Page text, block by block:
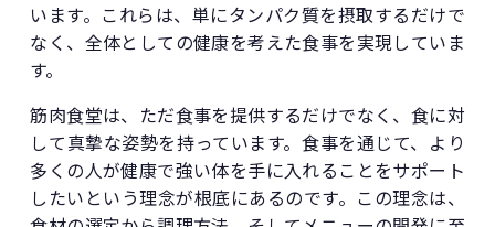
います。これらは、単にタンパク質を摂取するだけで
なく、全体としての健康を考えた食事を実現していま
す。
筋肉食堂は、ただ食事を提供するだけでなく、食に対
して真摯な姿勢を持っています。食事を通じて、より
多くの人が健康で強い体を手に入れることをサポート
したいという理念が根底にあるのです。この理念は、